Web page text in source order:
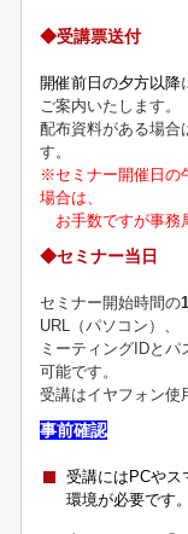
◆受講票送付
開催前日の夕方以降
ご案内いたします。
配布資料がある場合
す。
※セミナー開催日の
場合は、
お手数ですが事務
◆セミナー当日
セミナー開始時間の
URL（パソコン）、
ミーティングIDと
可能です。
受講はイヤフォン使
事前確認
受講にはPCやス
環境が必要です。